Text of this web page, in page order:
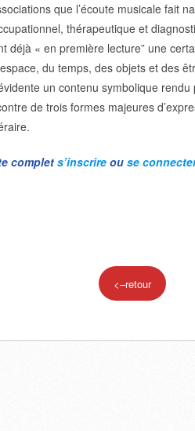
que l’écoute musicale fait
thérapeutique et
déjà « en première lecture” une
du temps, des objets et des
un contenu symbolique
de trois formes majeures
complet s’inscrire ou se
<–retour